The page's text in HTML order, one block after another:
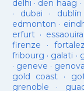
delhi · den haag ·
· dubai · dublín
edmonton ·
erfurt· essaouira
firenze ·
fribourg · galati ·
· geneve · genova
gold coast ·
grenoble ·